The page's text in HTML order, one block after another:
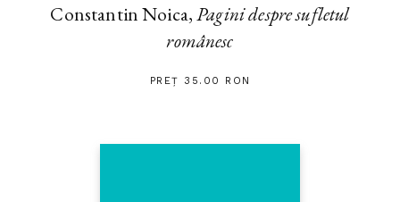
Constantin Noica,Pagini despre sufletul
românesc
PREȚ 35.00 RON